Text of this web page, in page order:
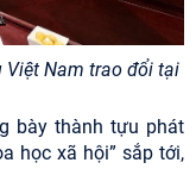
Việt Nam trao đổi tại
bày thành tựu phát
học xã hội” sắp tới,